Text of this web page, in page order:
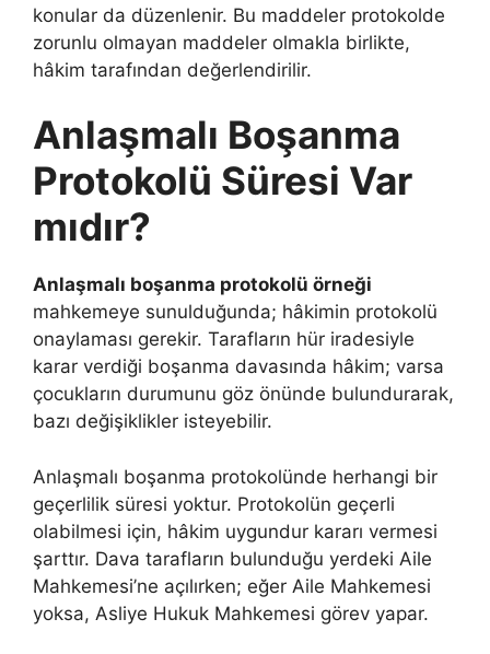
konular da düzenlenir. Bu maddeler protokolde
zorunlu olmayan maddeler olmakla birlikte,
hâkim tarafından değerlendirilir.
Anlaşmalı Boşanma
Protokolü Süresi Var
mıdır?
Anlaşmalı boşanma protokolü örneği
mahkemeye sunulduğunda; hâkimin protokolü
onaylaması gerekir. Tarafların hür iradesiyle
karar verdiği boşanma davasında hâkim; varsa
çocukların durumunu göz önünde bulundurarak,
bazı değişiklikler isteyebilir.
Anlaşmalı boşanma protokolünde herhangi bir
geçerlilik süresi yoktur. Protokolün geçerli
olabilmesi için, hâkim uygundur kararı vermesi
şarttır. Dava tarafların bulunduğu yerdeki Aile
Mahkemesi’ne açılırken; eğer Aile Mahkemesi
yoksa, Asliye Hukuk Mahkemesi görev yapar.